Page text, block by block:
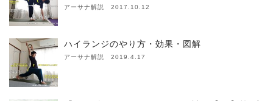
アーサナ解説 2017.10.12
ハイランジのやり方・効果・図解
アーサナ解説 2019.4.17